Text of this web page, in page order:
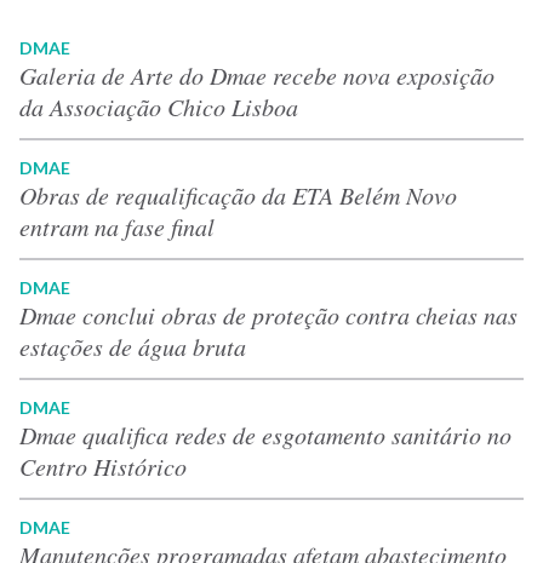
DMAE
Galeria de Arte do Dmae recebe nova exposição
da Associação Chico Lisboa
DMAE
Obras de requalificação da ETA Belém Novo
entram na fase final
DMAE
Dmae conclui obras de proteção contra cheias nas
estações de água bruta
DMAE
Dmae qualifica redes de esgotamento sanitário no
Centro Histórico
DMAE
Manutenções programadas afetam abastecimento